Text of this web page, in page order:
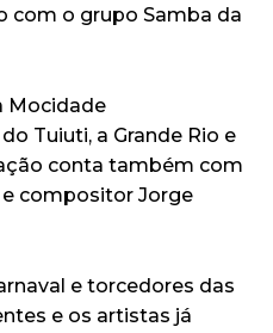
com o grupo Samba da
Mocidade
Tuiuti, a Grande Rio e
conta também com
compositor Jorge
e torcedores das
e os artistas já